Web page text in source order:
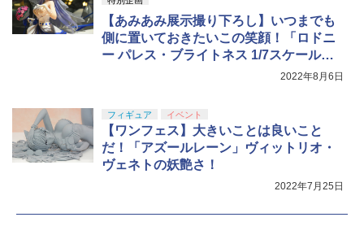
【あみあみ展示撮り下ろし】いつまでも
側に置いておきたいこの笑顔！「ロドニ
ー パレス・ブライトネス 1/7スケールフ
2022年8月6日
フィギュア イベント
【ワンフェス】大きいことは良いこと
だ！「アズールレーン」ヴィットリオ・
ヴェネトの妖艶さ！
2022年7月25日